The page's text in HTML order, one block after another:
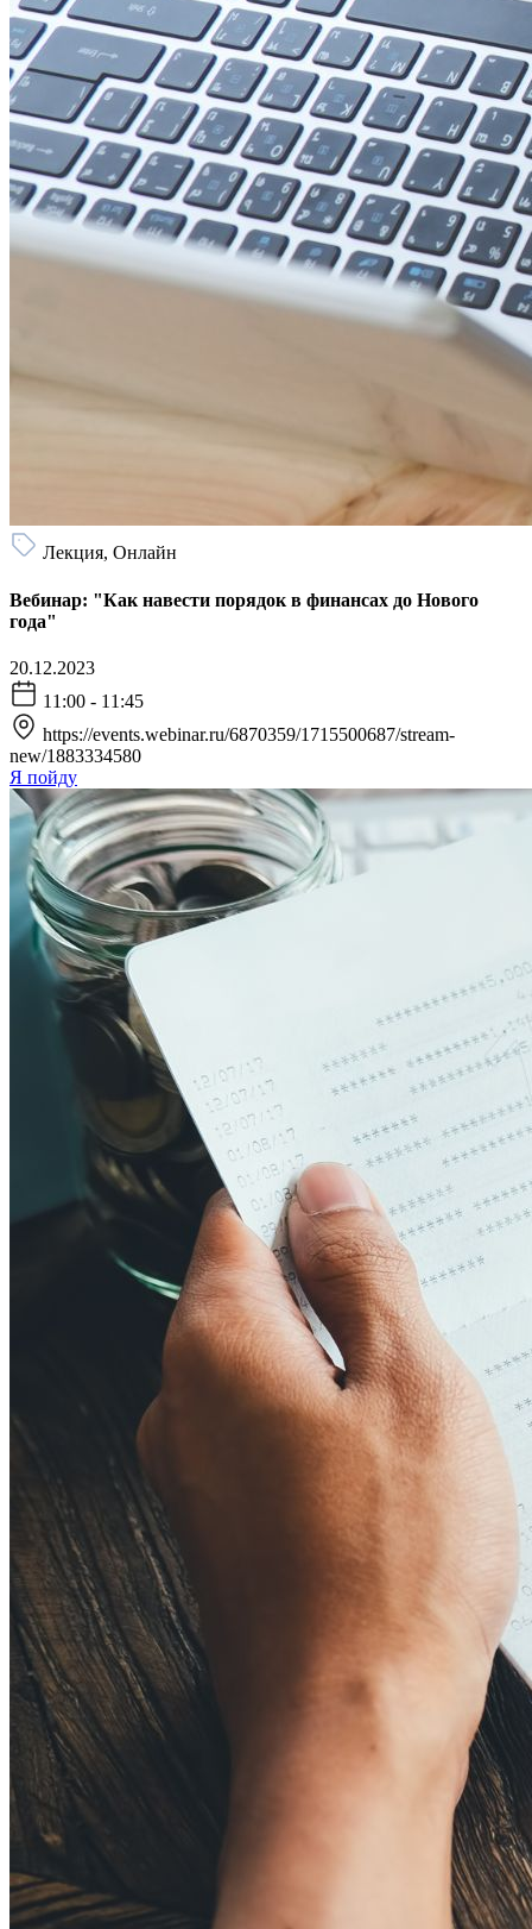
Лекция, Онлайн
Вебинар: "Как навести порядок в финансах до Нового
года"
20.12.2023
11:00 - 11:45
https://events.webinar.ru/6870359/1715500687/stream-
new/1883334580
Я пойду